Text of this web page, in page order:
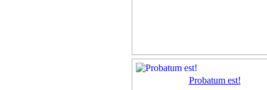
Probatum est!